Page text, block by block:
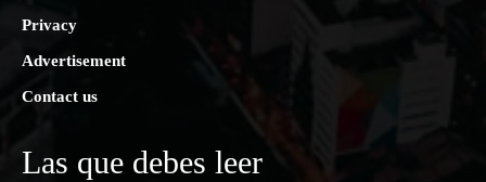
Privacy
Advertisement
Contact us
Las que debes leer